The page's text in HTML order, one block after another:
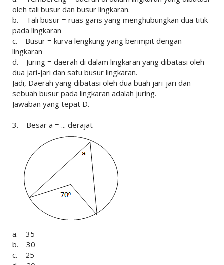
oleh tali busur dan busur lingkaran.
b. Tali busur = ruas garis yang menghubungkan dua titik
pada lingkaran
c. Busur = kurva lengkung yang berimpit dengan
lingkaran
d. Juring = daerah di dalam lingkaran yang dibatasi oleh
dua jari-jari dan satu busur lingkaran.
Jadi, Daerah yang dibatasi oleh dua buah jari-jari dan
sebuah busur pada lingkaran adalah juring.
Jawaban yang tepat D.
3. Besar a = ... derajat
a. 35
b. 30
c. 25